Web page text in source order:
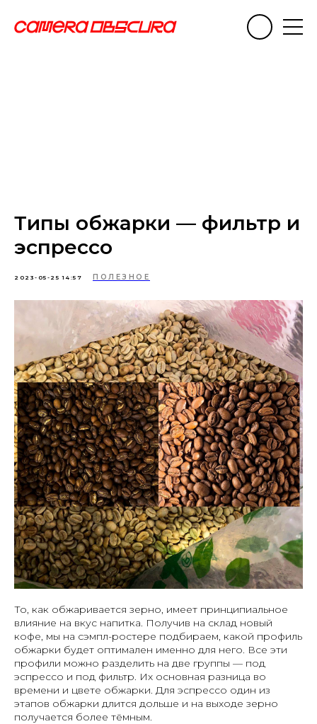
Типы обжарки — фильтр и
эспрессо
2023-05-25 14:57 ПОЛЕЗНОЕ
То, как обжаривается зерно, имеет принципиальное
влияние на вкус напитка. Получив на склад новый
кофе, мы на сэмпл-ростере подбираем, какой профиль
обжарки будет оптимален именно для него. Все эти
профили можно разделить на две группы — под
эспрессо и под фильтр. Их основная разница во
времени и цвете обжарки. Для эспрессо один из
этапов обжарки длится дольше и на выходе зерно
получается более тёмным.